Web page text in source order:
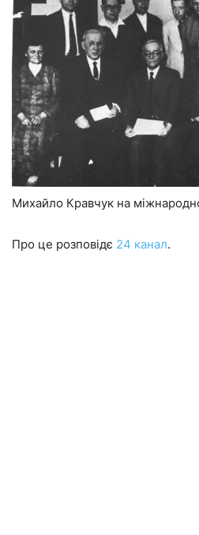
Михайло Кравчук на
Про це розповідє 24 канал.